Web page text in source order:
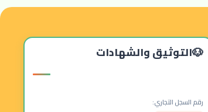
التوثيق والشهادات
رقم السجل التجاري: